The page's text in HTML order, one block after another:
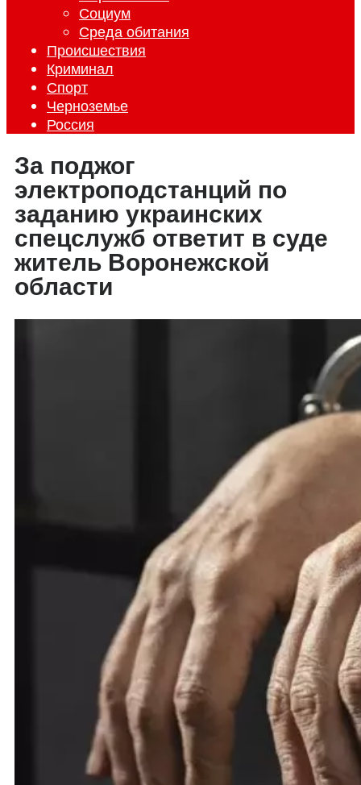
Социум
Среда обитания
Происшествия
Криминал
Спорт
Черноземье
Россия
За поджог
электроподстанций по
заданию украинских
спецслужб ответит в суде
житель Воронежской
области